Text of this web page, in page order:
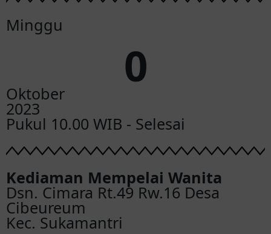
Minggu
0
Oktober
2023
Pukul 10.00 WIB - Selesai
Kediaman Mempelai Wanita
Dsn. Cimara Rt.49 Rw.16 Desa
Cibeureum
Kec. Sukamantri